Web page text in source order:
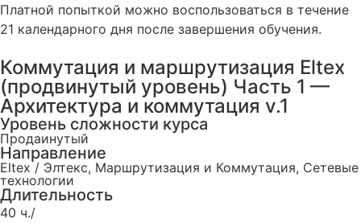
Платной попыткой можно воспользоваться в течение
21 календарного дня после завершения обучения.
Коммутация и маршрутизация Eltex
(продвинутый уровень) Часть 1 —
Архитектура и коммутация v.1
Уровень сложности курса
Продаинутый
Направление
Eltex / Элтекс, Маршрутизация и Коммутация, Сетевые
технологии
Длительность
40 ч./